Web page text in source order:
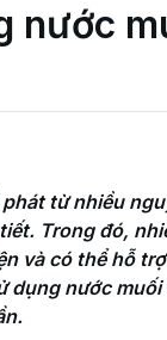
nước
từ nhiều
Trong đó,
và có thể hỗ
dụng nước